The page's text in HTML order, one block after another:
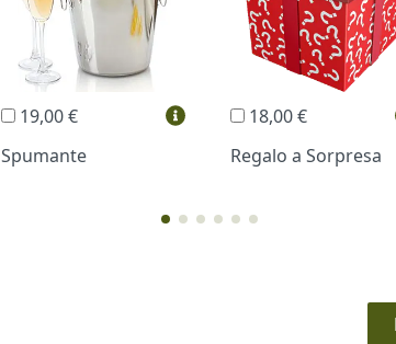
19,00 €
Spumante
18,00 €
Regalo a Sorpresa